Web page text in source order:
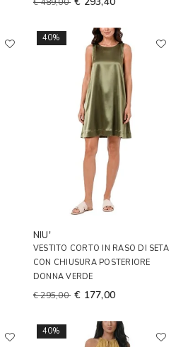
40%
NIU'
VESTITO CORTO IN RASO DI SETA
CON CHIUSURA POSTERIORE
DONNA VERDE
€ 295,00 € 177,00
40%